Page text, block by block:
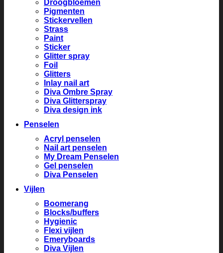
Droogbloemen
Pigmenten
Stickervellen
Strass
Paint
Sticker
Glitter spray
Foil
Glitters
Inlay nail art
Diva Ombre Spray
Diva Glitterspray
Diva design ink
Penselen
Acryl penselen
Nail art penselen
My Dream Penselen
Gel penselen
Diva Penselen
Vijlen
Boomerang
Blocks/buffers
Hygienic
Flexi vijlen
Emeryboards
Diva Vijlen